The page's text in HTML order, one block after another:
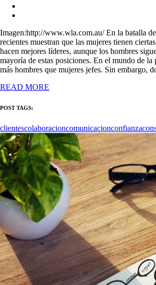
Imagen:http://www.wla.com.au/ En la batalla
recientes muestran que las mujeres tienen
hacen mejores líderes, aunque los hombres
mayoría de estas posiciones. En el mundo de la
más hombres que mujeres jefes. Sin embargo,
READ MORE
POST TAGS:
clientescolaboracioncomunicacionconfianza